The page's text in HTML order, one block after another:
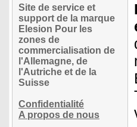
Site de service et
support de la marque
Elesion Pour les
zones de
commercialisation de
l'Allemagne, de
l'Autriche et de la
Suisse
Confidentialité
A propos de nous